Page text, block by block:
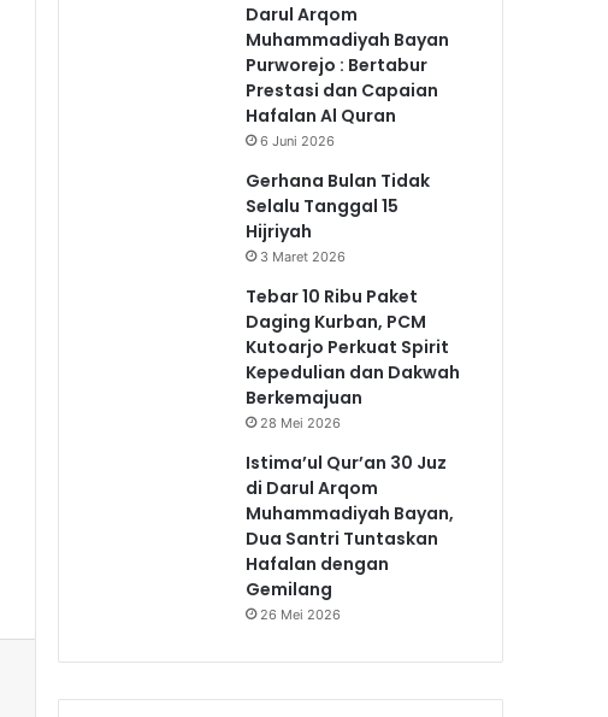
Darul Arqom
Muhammadiyah Bayan
Purworejo : Bertabur
Prestasi dan Capaian
Hafalan Al Quran
6 Juni 2026
Gerhana Bulan Tidak
Selalu Tanggal 15
Hijriyah
3 Maret 2026
Tebar 10 Ribu Paket
Daging Kurban, PCM
Kutoarjo Perkuat Spirit
Kepedulian dan Dakwah
Berkemajuan
28 Mei 2026
Istima’ul Qur’an 30 Juz
di Darul Arqom
Muhammadiyah Bayan,
Dua Santri Tuntaskan
Hafalan dengan
Gemilang
26 Mei 2026